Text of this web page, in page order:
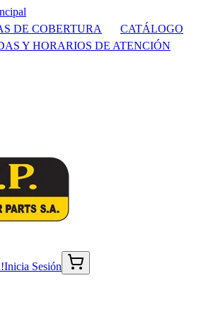
DE COBERTURA
CATÁLOGO
Y HORARIOS DE ATENCIÓN
Inicia Sesión